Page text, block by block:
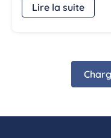
Lire la suite